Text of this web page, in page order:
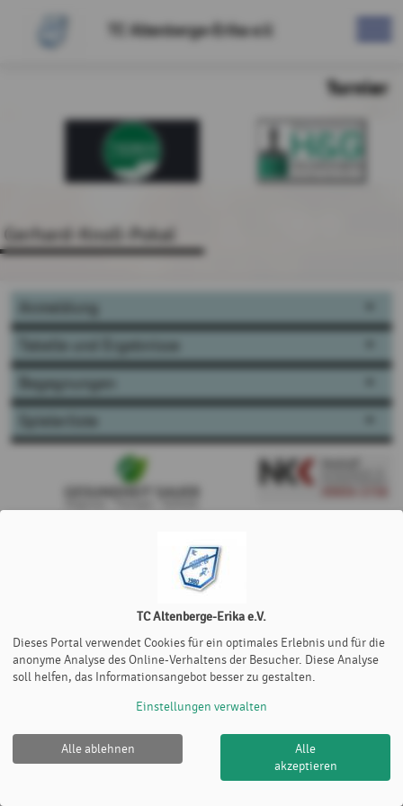
TC Altenberge-Erika e.V.
Turnier
Gerhard-Knoll-Pokal
Anmeldung
Tabelle und Ergebnisse
Begegnungen
Cookie Policy
TC Altenberge-Erika e.V.
Dieses Portal verwendet Cookies für ein optimales Erlebnis und für die
anonyme Analyse des Online-Verhaltens der Besucher. Diese Analyse
soll helfen, das Informationsangebot besser zu gestalten.
Einstellungen verwalten
Alle ablehnen
Alle
akzeptieren